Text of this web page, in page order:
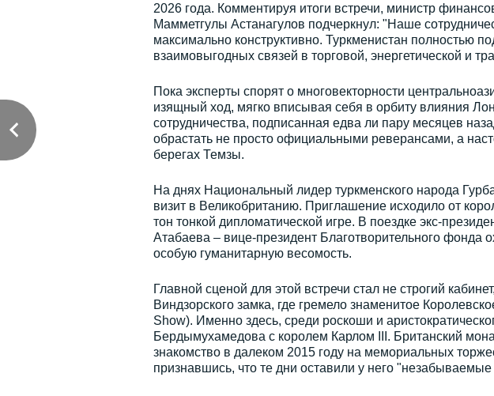
2026 года. Комментируя итоги встречи, министр
Мамметгулы Астанагулов подчеркнул: "Наше
максимально конструктивно. Туркменистан полностью
взаимовыгодных связей в торговой, энергетической и
Пока эксперты спорят о многовекторности
изящный ход, мягко вписывая себя в орбиту влияния
сотрудничества, подписанная едва ли пару месяцев
обрастать не просто официальными реверансами, а
берегах Темзы.
На днях Национальный лидер туркменского народа
визит в Великобританию. Приглашение исходило от
тон тонкой дипломатической игре. В поездке экс-
Атабаева – вице-президент Благотворительного фонда
особую гуманитарную весомость.
Главной сценой для этой встречи стал не строгий
Виндзорского замка, где гремело знаменитое
Show). Именно здесь, среди роскоши и
Бердымухамедова с королем Карлом III. Британский
знакомство в далеком 2015 году на мемориальных
признавшись, что те дни оставили у него "незабываемые